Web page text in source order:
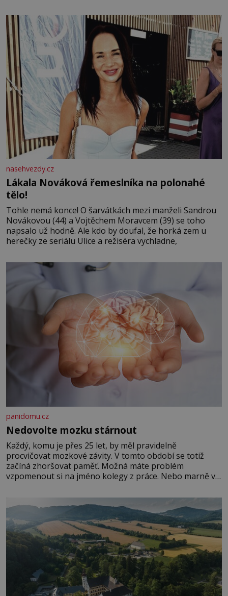
tisíc příslušnic svého včelstva, vznikne jeden z
nejdokonalejších organismů
nasehvezdy.cz
Lákala Nováková řemeslníka na polonahé
tělo!
Tohle nemá konce! O šarvátkách mezi manželi Sandrou
Novákovou (44) a Vojtěchem Moravcem (39) se toho
napsalo už hodně. Ale kdo by doufal, že horká zem u
herečky ze seriálu Ulice a režiséra vychladne,
panidomu.cz
Nedovolte mozku stárnout
Každý, komu je přes 25 let, by měl pravidelně
procvičovat mozkové závity. V tomto období se totiž
začíná zhoršovat paměť. Možná máte problém
vzpomenout si na jméno kolegy z práce. Nebo marně v
Je to opravdu tak, s věkem jako kdyby se paměť
rozhodla stávkovat. Cvičte